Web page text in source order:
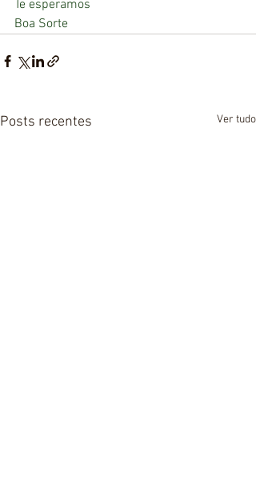
Te esperamos
Boa Sorte
Posts recentes Ver tudo